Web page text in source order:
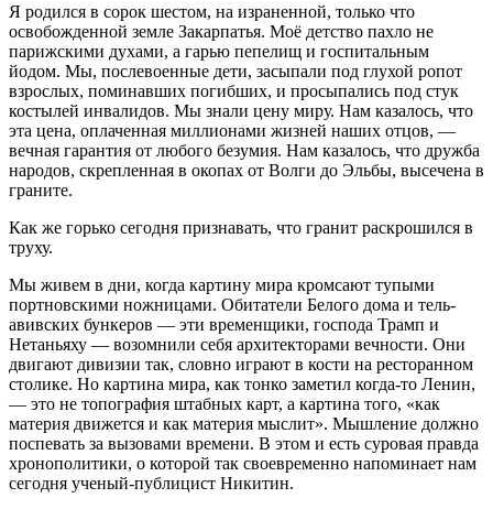
Я родился в сорок шестом, на израненной, только что
освобожденной земле Закарпатья. Моё детство пахло не
парижскими духами, а гарью пепелищ и госпитальным
йодом. Мы, послевоенные дети, засыпали под глухой ропот
взрослых, поминавших погибших, и просыпались под стук
костылей инвалидов. Мы знали цену миру. Нам казалось, что
эта цена, оплаченная миллионами жизней наших отцов, —
вечная гарантия от любого безумия. Нам казалось, что дружба
народов, скрепленная в окопах от Волги до Эльбы, высечена в
граните.
Как же горько сегодня признавать, что гранит раскрошился в
труху.
Мы живем в дни, когда картину мира кромсают тупыми
портновскими ножницами. Обитатели Белого дома и тель-
авивских бункеров — эти временщики, господа Трамп и
Нетаньяху — возомнили себя архитекторами вечности. Они
двигают дивизии так, словно играют в кости на ресторанном
столике. Но картина мира, как тонко заметил когда-то Ленин,
— это не топография штабных карт, а картина того, «как
материя движется и как материя мыслит». Мышление должно
поспевать за вызовами времени. В этом и есть суровая правда
хронополитики, о которой так своевременно напоминает нам
сегодня ученый-публицист Никитин.